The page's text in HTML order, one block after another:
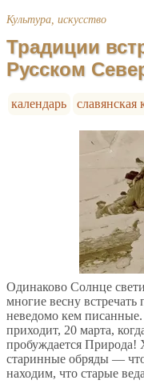
Культура, искусство
Традиции
Русском
календарь славянская
Одинаково Солнце
многие весну
неведомо кем
приходит, 20 марта,
пробуждается Природа!
старинные обряды —
находим, что старые